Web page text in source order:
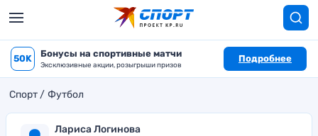
50K Бонусы на спортивные матчи
Эксклюзивные акции, розыгрыши призов
Подробнее
Спорт Футбол
Лариса Логинова